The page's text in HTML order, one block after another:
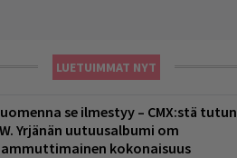
LUETUIMMAT NYT
se ilmestyy – CMX:stä tutun
Yrjänän uutuusalbumi om
kokonaisuus